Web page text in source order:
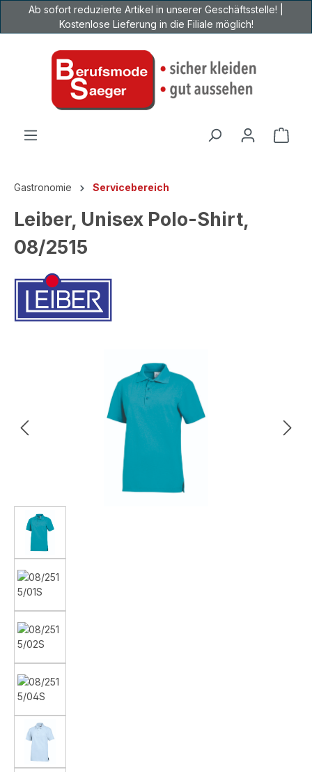
Zum Hauptinhalt springen
Ab sofort reduzierte Artikel in unserer Geschäftsstelle! |
Kostenlose Lieferung in die Filiale möglich!
Gastronomie Servicebereich
Leiber, Unisex Polo-Shirt,
08/2515